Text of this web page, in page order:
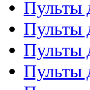
Пульты
Пульты
Пульты
Пульты